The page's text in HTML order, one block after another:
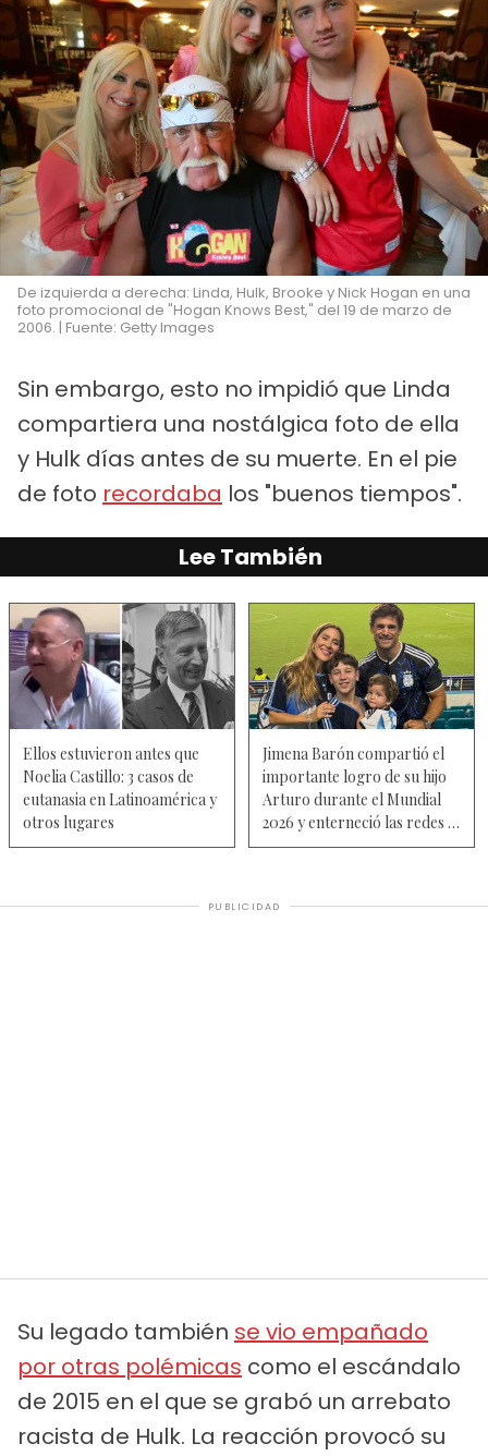
De izquierda a derecha: Linda, Hulk, Brooke y Nick Hogan en una
foto promocional de "Hogan Knows Best," del 19 de marzo de
2006. | Fuente: Getty Images
Sin embargo, esto no impidió que Linda
compartiera una nostálgica foto de ella
y Hulk días antes de su muerte. En el pie
de foto recordaba los "buenos tiempos".
Lee También
Ellos estuvieron antes que
Noelia Castillo: 3 casos de
eutanasia en Latinoamérica y
otros lugares
Jimena Barón compartió el
importante logro de su hijo
Arturo durante el Mundial
2026 y enterneció las redes —
Video
PUBLICIDAD
Su legado también se vio empañado
por otras polémicas como el escándalo
de 2015 en el que se grabó un arrebato
racista de Hulk. La reacción provocó su